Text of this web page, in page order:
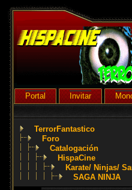
Portal Invitar
TerrorFantastico
Foro
Catalogación
HispaCine
Karate/ Ninjas/
SAGA NINJA